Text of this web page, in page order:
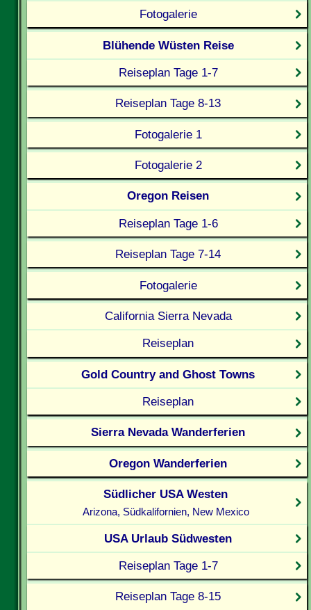
Fotogalerie
Blühende Wüsten Reise
Reiseplan Tage 1-7
Reiseplan Tage 8-13
Fotogalerie 1
Fotogalerie 2
Oregon Reisen
Reiseplan Tage 1-6
Reiseplan Tage 7-14
Fotogalerie
California Sierra Nevada
Reiseplan
Gold Country and Ghost Towns
Reiseplan
Sierra Nevada Wanderferien
Oregon Wanderferien
Südlicher USA Westen
Arizona, Südkalifornien, New Mexico
USA Urlaub Südwesten
Reiseplan Tage 1-7
Reiseplan Tage 8-15